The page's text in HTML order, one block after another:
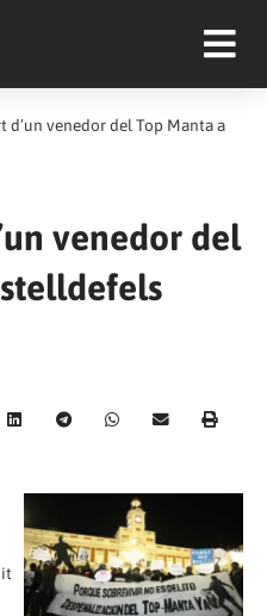
d’un venedor del Top Manta a
venedor del